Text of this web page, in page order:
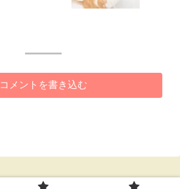
コメントを書き込む